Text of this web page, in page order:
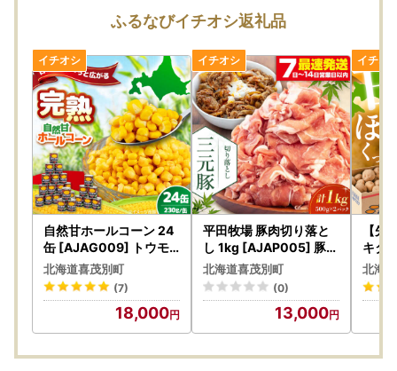
(1) 自治体マイページへログイン
(2) オンラインワンストップ特例申請画面にて、マイナンバ
ーカードを読み取り必要事項を入力し登録。Web申請のみで
完了
詳細につきましては、以下のURLをご確認ください。
＜自治体マイページURL＞
https://mypg.jp
※※ 喜茂別町では、オンラインワンストップ申請、ワンス
トップ受付状況確認に対応可能です。 ※※
※※ オンラインワンストップ申請期限日：寄附をした【翌
年1月10日】 ※※
【返礼品の発送について】
・長期不在などでお受け取りができない期間がある場合は、
・万が一、返礼品のお届け時に破損や傷みなどの不具合があ
ふるなびイチオシ返礼品
自然甘ホールコーン 24
缶 [AJAG009] トウモ
ロコシ 缶詰
北海道喜茂別町
(7)
18,000
平田牧場 豚肉切り落と
し 1kg [AJAP005] 豚肉
切り落とし
北海道喜茂別町
(0)
13,000
【先
キタ
いも
北海